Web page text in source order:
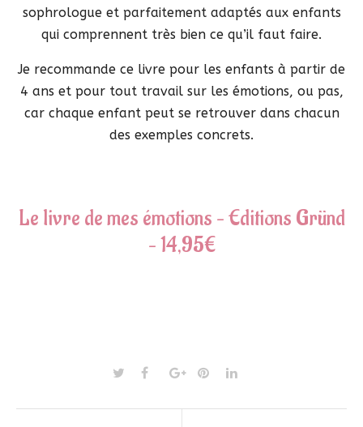
sophrologue et parfaitement adaptés aux enfants
qui comprennent très bien ce qu’il faut faire.
Je recommande ce livre pour les enfants à partir de
4 ans et pour tout travail sur les émotions, ou pas,
car chaque enfant peut se retrouver dans chacun
des exemples concrets.
Le livre de mes émotions – Editions Gründ
– 14,95€